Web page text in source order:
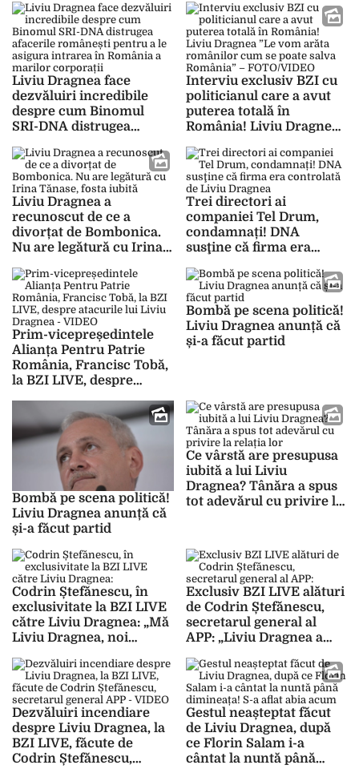
bucată”
Liviu Dragnea face
dezvăluiri incredibile
despre cum Binomul
SRI-DNA distrugea
pentru a le asigura
intrarea în România a
marilor corporații
Interviu exclusiv BZI cu
politicianul care a avut
puterea totală în
România! Liviu Dragnea
cum se poate salva
România” – FOTO/VIDEO
Liviu Dragnea a
recunoscut de ce a
divorțat de Bombonica.
Nu are legătură cu Irina
Trei directori ai
companiei Tel Drum,
condamnați! DNA
susţine că firma era
Dragnea
Prim-vicepreședintele
Alianța Pentru Patrie
România, Francisc Tobă,
la BZI LIVE, despre
Dragnea – VIDEO
Bombă pe scena politică!
Liviu Dragnea anunță că
și-a făcut partid
Bombă pe scena politică!
Liviu Dragnea anunță că
și-a făcut partid
Ce vârstă are presupusa
iubită a lui Liviu
Dragnea? Tânăra a spus
tot adevărul cu privire la
Codrin Ștefănescu, în
exclusivitate la BZI LIVE
către Liviu Dragnea: „Mă
Liviu Dragnea, noi
adevăraţi și nu cei care
răspundem la 2 noaptea
celor din sistem” –
VIDEO
Exclusiv BZI LIVE alături
de Codrin Ștefănescu,
secretarul general al
APP: „Liviu Dragnea a
de prietenii lui din
sistem” – VIDEO
Dezvăluiri incendiare
despre Liviu Dragnea, la
BZI LIVE, făcute de
Codrin Ștefănescu,
Gestul neașteptat făcut
de Liviu Dragnea, după
ce Florin Salam i-a
cântat la nuntă până